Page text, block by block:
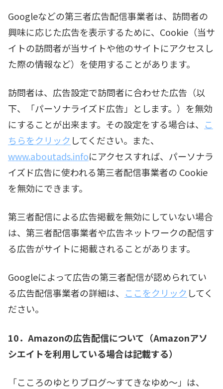
Googleなどの第三者広告配信事業者は、訪問者の
興味に応じた広告を表示するために、Cookie（当サ
イトの訪問者が当サイトや他のサイトにアクセスし
た際の情報など）を使用することがあります。
訪問者は、広告設定で訪問者に合わせた広告（以
下、「パーソナライズド広告」とします。）を無効
にすることが出来ます。その設定をする場合は、
こ
ちらをクリック してください。また、
www.aboutads.infoにアクセスすれば、パーソナラ
イズド広告に使われる第三者配信事業者の Cookie
を無効にできます。
第三者配信による広告掲載を無効にしていない場合
は、第三者配信事業者や広告ネットワークの配信す
る広告がサイトに掲載されることがあります。
Googleによって広告の第三者配信が認められてい
る広告配信事業者の詳細は、 ここをクリック してく
ださい。
10．Amazonの広告配信について（Amazonアソ
シエイトを利用している場合は記載する）
「こころのゆとりブログ～すてきなゆめ～」 は、